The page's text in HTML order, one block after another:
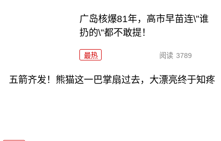
广岛核爆81年，高市早苗连\"谁
扔的\"都不敢提！
最热 阅读 3789
五箭齐发！熊猫这一巴掌扇过去，大漂亮终于知疼